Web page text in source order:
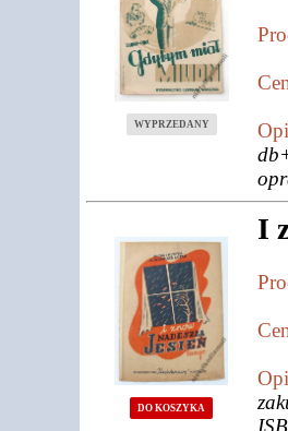
WYPRZEDANY
DO KOSZYKA
I